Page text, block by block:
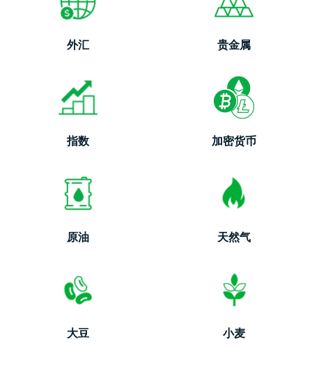
外汇 贵金属
指数 加密货币
原油 天然气
大豆 小麦